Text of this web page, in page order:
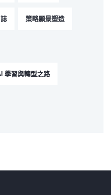
策略願景塑造
學習與轉型之路